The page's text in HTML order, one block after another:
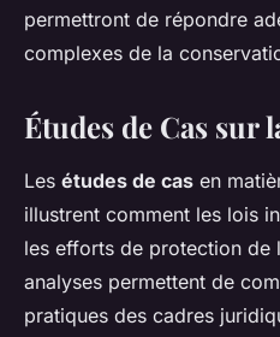
permettront de répondre
complexes de la
Études de Cas sur
Les études de cas en
illustrent comment les lois
les efforts de protection de
analyses permettent de
pratiques des cadres